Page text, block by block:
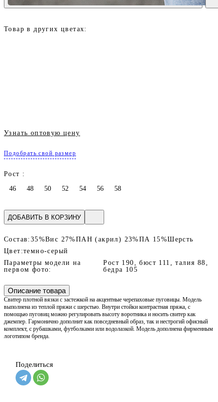
Товар в других цветах:
Узнать оптовую цену
Подобрать свой размер
Рост :
46
48 50 52 54 56 58
ДОБАВИТЬ В КОРЗИНУ
Состав: 35%Вис 27%ПАН (акрил) 23%ПА 15%Шерсть
Цвет:темно-серый
Параметры модели на
первом фото:
Рост 190, бюст 111, талия 88,
бедра 105
Описание товара
Свитер плотной вязки с застежкой на акцентные черепаховые пуговицы. Модель
выполнена из теплой пряжи с шерстью. Внутри стойки контрастная пряжа, с
помощью пуговиц можно регулировать высоту воротника и носить свитер как
джемпер. Гармонично дополнит как повседневный образ, так и нестрогий офисный
комплект, с рубашками, футболками или водолазкой. Модель дополнена фирменным
логотипом бренда.
Поделиться